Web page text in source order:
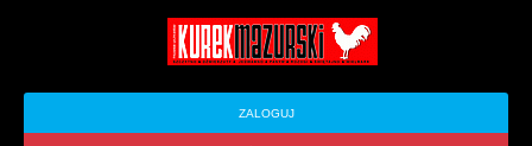
ZALOGUJ